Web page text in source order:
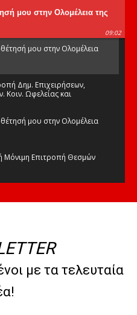
μου στην Ολομέλεια της
09:02
μου στην Ολομέλεια
Δημ. Επιχειρήσεων,
Ωφελείας και
μου στην Ολομέλεια
Μόνιμη Επιτροπή Θεσμών
Επιτροπή Μορφωτικών
με τα τελευταία